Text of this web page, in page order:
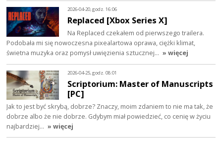
2026-04-20, godz. 16:06
Replaced [Xbox Series X]
Na Replaced czekałem od pierwszego trailera.
Podobała mi się nowoczesna pixealartowa oprawa, ciężki klimat,
świetna muzyka oraz pomysł uwięzienia sztucznej… » więcej
2026-04-25, godz. 08:01
Scriptorium: Master of Manuscripts
[PC]
Jak to jest być skrybą, dobrze? Znaczy, moim zdaniem to nie ma tak, że
dobrze albo że nie dobrze. Gdybym miał powiedzieć, co cenię w życiu
najbardziej… » więcej